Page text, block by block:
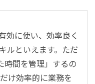
効に使い、効率良く
ルといえます。ただ
時間を管理」するの
け効率的に業務を